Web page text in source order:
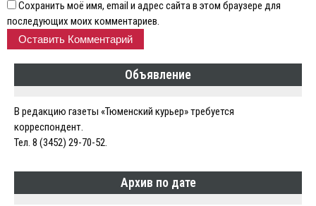
Сохранить моё имя, email и адрес сайта в этом браузере для
последующих моих комментариев.
Объявление
В редакцию газеты «Тюменский курьер» требуется
корреспондент.
Тел. 8 (3452) 29-70-52.
Архив по дате